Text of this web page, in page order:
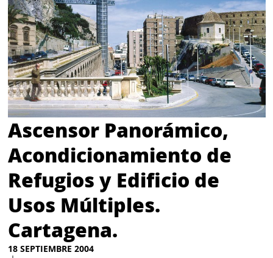
Ascensor Panorámico,
Acondicionamiento de
Refugios y Edificio de
Usos Múltiples.
Cartagena.
18 SEPTIEMBRE 2004